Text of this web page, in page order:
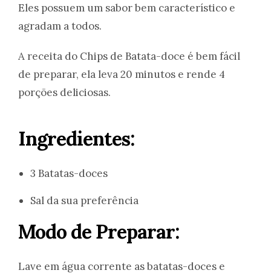
Eles possuem um sabor bem característico e
agradam a todos.
A receita do Chips de Batata-doce é bem fácil
de preparar, ela leva 20 minutos e rende 4
porções deliciosas.
Ingredientes:
3 Batatas-doces
Sal da sua preferência
Modo de Preparar:
Lave em água corrente as batatas-doces e